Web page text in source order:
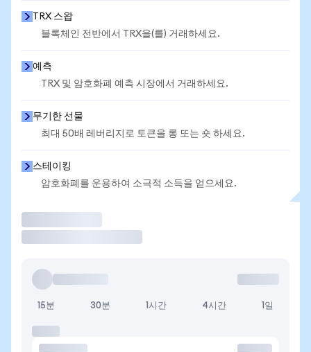
TRX 스왑
블록체인 전반에서 TRX을(를) 거래하세요.
예측
TRX 및 암호화폐 예측 시장에서 거래하세요.
무기한 선물
최대 50배 레버리지로 토큰을 롱 또는 숏 하세요.
스테이킹
암호화폐를 운용하여 소극적 소득을 얻으세요.
15분 30분 1시간 4시간 1일